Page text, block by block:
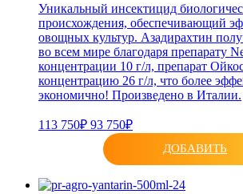
Уникальный инсектицид
происхождения, обеспечивающий
овощных культур. Азадирахтин
во всем мире благодаря препарату
концентрации 10 г/л, препарат
концентрацию 26 г/л, что более
экономично! Произведено в Италии.
113 750₽ 93 750₽
ДОБАВИТЬ